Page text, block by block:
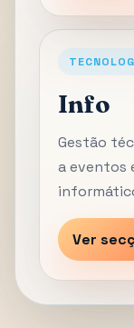
Info
Gestão
a eventos
Ver